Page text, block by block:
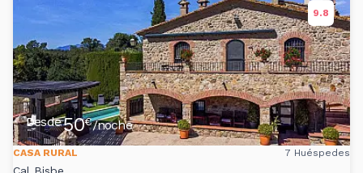
9.8
Desde50€/noche
CASA RURAL 7 Huéspedes